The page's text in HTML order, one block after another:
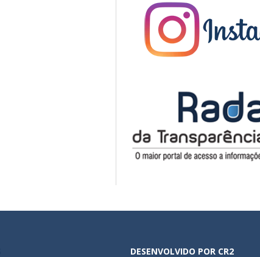
DESENVOLVIDO POR CR2